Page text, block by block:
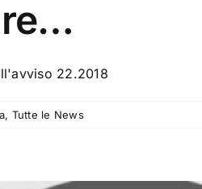
22.2018
, Tutte le News